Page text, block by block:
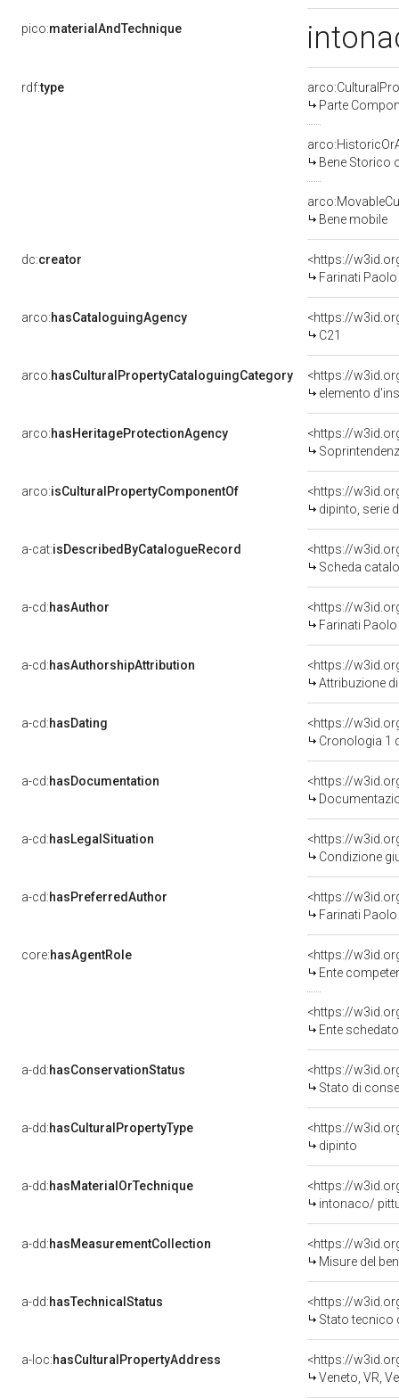
pico:materialAndTechnique
rdf:type
Parte
Bene Storico
Bene mobile
dc:creator
<https://
Farinati
arco:hasCataloguingAgency
<https://
C21
arco:hasCulturalPropertyCataloguingCategory
<https://
elemento
arco:hasHeritageProtectionAgency
<https://
arco:isCulturalPropertyComponentOf
<https://
dipinto, serie
a-cat:isDescribedByCatalogueRecord
<https://
Scheda
a-cd:hasAuthor
<https://
Farinati
a-cd:hasAuthorshipAttribution
<https://
Attribuzione
a-cd:hasDating
<https://
Cronologia 1
a-cd:hasDocumentation
a-cd:hasLegalSituation
Condizione
a-cd:hasPreferredAuthor
<https://
Farinati
core:hasAgentRole
<https://
Ente competente per
<https://
Ente
a-dd:hasConservationStatus
<https://
Stato di
a-dd:hasCulturalPropertyType
<https://
dipinto
a-dd:hasMaterialOrTechnique
<https://
intonaco/
a-dd:hasMeasurementCollection
<https://
Misure del
a-dd:hasTechnicalStatus
<https://
Stato tecnico
a-loc:hasCulturalPropertyAddress
<https://
Veneto, VR,